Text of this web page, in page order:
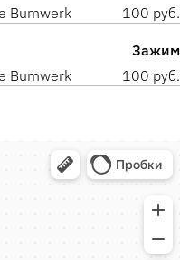
Bumwerk 100 руб.
Зажим
Bumwerk 100 руб.